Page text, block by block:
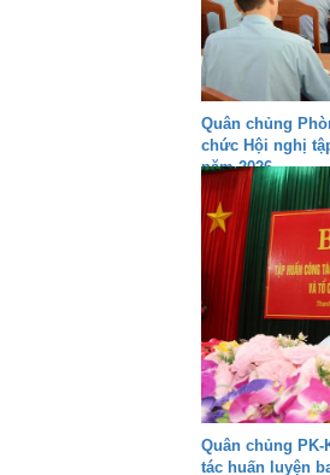
Quân chủng
chức Hội nghị
năm 2026
Quân chủng PK-
tác huấn luyện